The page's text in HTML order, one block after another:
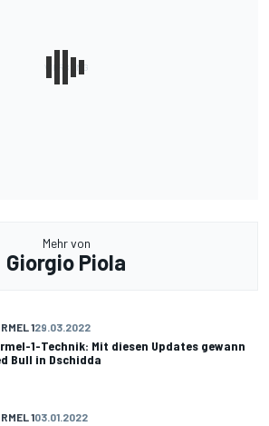
Mehr von
Giorgio Piola
129.03.2022
1-Technik: Mit diesen Updates gewann
Bull in Dschidda
103.01.2022